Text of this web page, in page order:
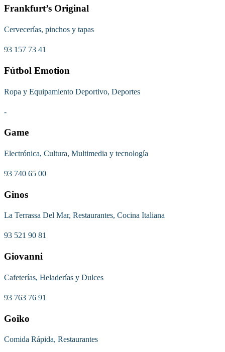
Frankfurt’s Original
Cervecerías, pinchos y tapas
93 157 73 41
Fútbol Emotion
Ropa y Equipamiento Deportivo, Deportes
-
Game
Electrónica, Cultura, Multimedia y tecnología
93 740 65 00
Ginos
La Terrassa Del Mar, Restaurantes, Cocina Italiana
93 521 90 81
Giovanni
Cafeterías, Heladerías y Dulces
93 763 76 91
Goiko
Comida Rápida, Restaurantes